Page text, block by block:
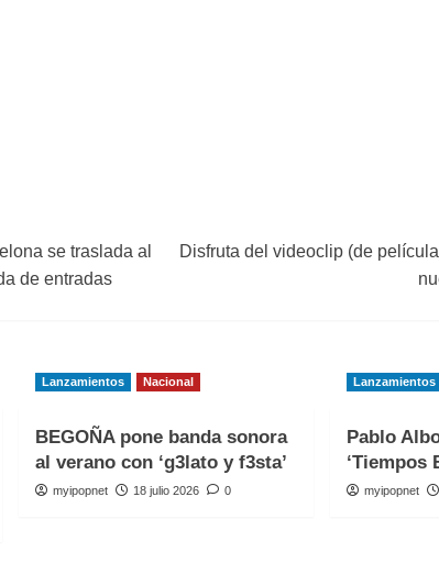
se traslada al
de entradas
Disfruta del videoclip (de
Lanzamientos Nacional
BEGOÑA pone banda sonora
al verano con ‘g3lato y f3sta’
myipopnet 18 julio 2026 0
Lanzamientos
Pablo
‘Tiempos
myipopnet